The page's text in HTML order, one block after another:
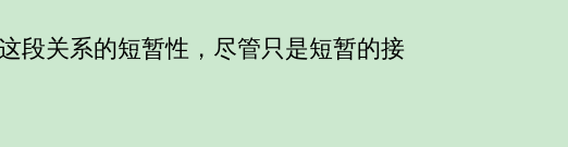
段关系的短暂性，尽管只是短暂的接